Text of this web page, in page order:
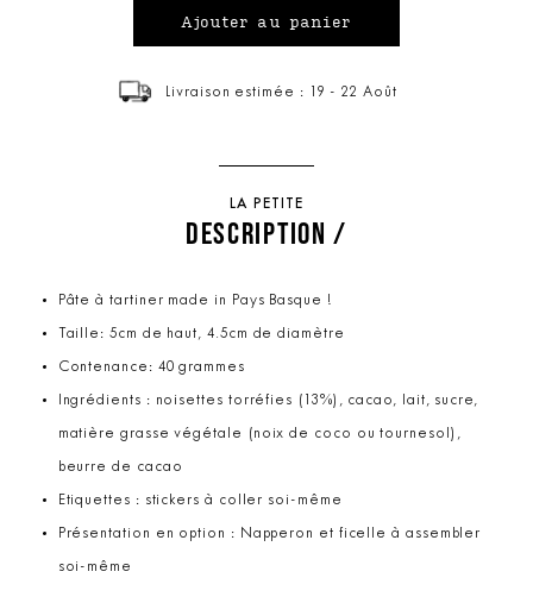
Livraison estimée : 19 - 22 Août
LA PETITE
DESCRIPTION /
Pâte à tartiner made in Pays Basque !
Taille: 5cm de haut, 4.5cm de diamètre
Contenance: 40 grammes
Ingrédients : noisettes torréfies (13%), cacao, lait, sucre,
matière grasse végétale (noix de coco ou tournesol),
beurre de cacao
Etiquettes : stickers à coller soi-même
Présentation en option : Napperon et ficelle à assembler
soi-même